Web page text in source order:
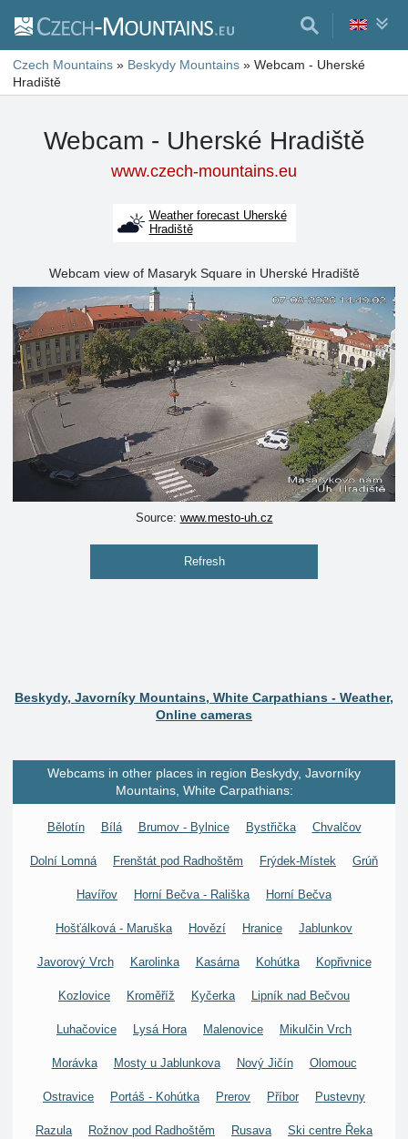
Czech Mountains » Beskydy Mountains » Webcam - Uherské
Hradiště
Webcam - Uherské Hradiště
www.czech-mountains.eu
Weather forecast Uherské
Hradiště
Webcam view of Masaryk Square in Uherské Hradiště
Source: www.mesto-uh.cz
Refresh
Beskydy, Javorníky Mountains, White Carpathians - Weather,
Online cameras
Webcams in other places in region Beskydy, Javorníky
Mountains, White Carpathians:
Bělotín Bílá Brumov - Bylnice Bystřička Chvalčov
Dolní Lomná Frenštát pod Radhoštěm Frýdek-Místek Grúň
Havířov Horní Bečva - Rališka Horní Bečva
Hošťálková - Maruška Hovězí Hranice Jablunkov
Javorový Vrch Karolinka Kasárna Kohútka Kopřivnice
Kozlovice Kroměříž Kyčerka Lipník nad Bečvou
Luhačovice Lysá Hora Malenovice Mikulčin Vrch
Morávka Mosty u Jablunkova Nový Jičín Olomouc
Ostravice Portáš - Kohútka Prerov Příbor Pustevny
Razula Rožnov pod Radhoštěm Rusava Ski centre Řeka